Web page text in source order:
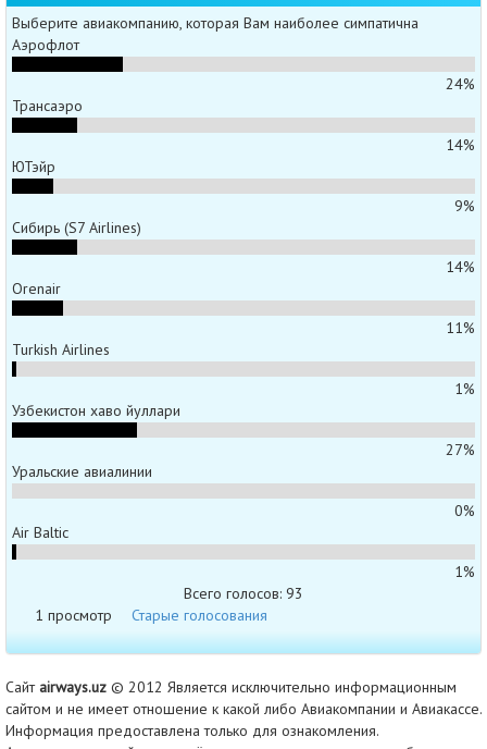
Выберите авиакомпанию, которая Вам наиболее симпатична
Аэрофлот
24%
Трансаэро
14%
ЮТэйр
9%
Сибирь (S7 Airlines)
14%
Orenair
11%
Turkish Airlines
1%
Узбекистон хаво йуллари
27%
Уральские авиалинии
0%
Air Baltic
1%
Всего голосов: 93
1 просмотр
Старые голосования
Сайтairways.uz © 2012 Является исключительно информационным
сайтом и не имеет отношение к какой либо Авиакомпании и Авиакассе.
Информация предоставлена только для ознакомления.